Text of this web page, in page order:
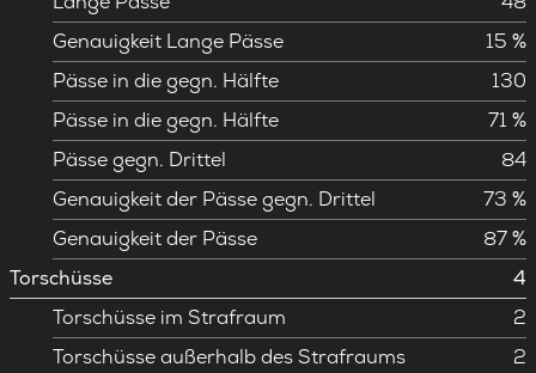
Genauigkeit Lange Pässe
15 %
Pässe in die gegn. Hälfte
130
Pässe in die gegn. Hälfte
71 %
Pässe gegn. Drittel
84
Genauigkeit der Pässe gegn. Drittel
73 %
Genauigkeit der Pässe
87 %
Torschüsse
4
Torschüsse im Strafraum
2
Torschüsse außerhalb des Strafraums
2